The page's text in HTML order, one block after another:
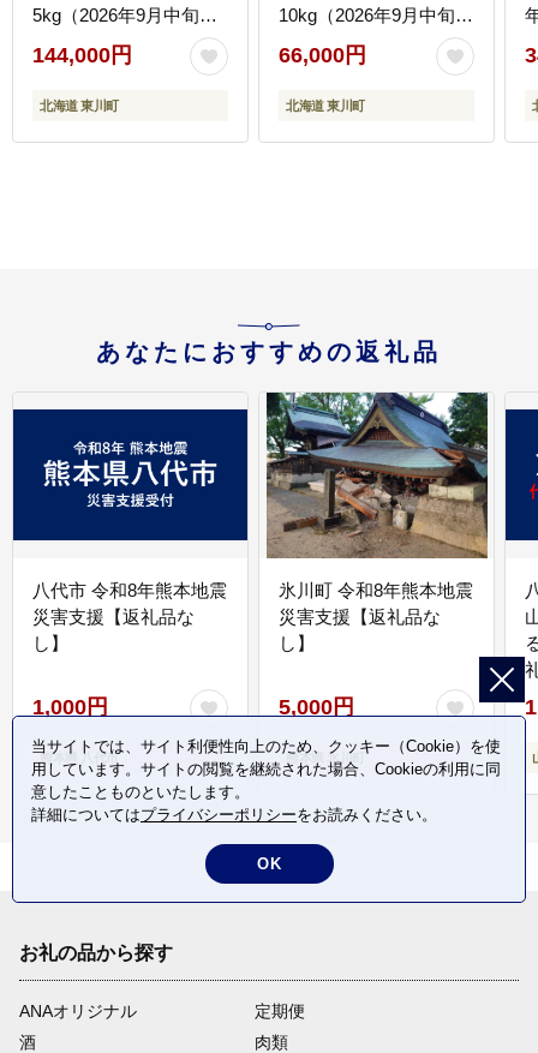
5kg（2026年9月中旬よ
り発送予定）
144,000円
北海道 東川町
10kg（2026年9月中旬よ
り発送予定）
66,000円
北海道 東川町
あなたにおすすめの返礼品
八代市 令和8年熊本地震
災害支援【返礼品な
し】
1,000円
熊本県 八代市
氷川町 令和8年熊本地震
災害支援【返礼品な
し】
5,000円
熊本県 氷川町
お礼の品から探す
ANAオリジナル
定期便
酒
肉類
当サイトでは、サイト利便性向上のため、クッキー（Cookie）を使
用しています。サイトの閲覧を継続された場合、Cookieの利用に同
意したことものといたします。
詳細についてはプライバシーポリシーをお読みください。
OK